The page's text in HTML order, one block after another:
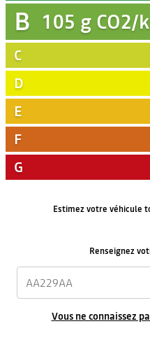
B 105 g CO2/
C
D
E
F
G
Estimez votre véhicule
Renseignez
Vous ne connaissez